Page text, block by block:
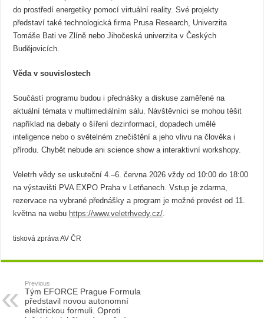
do prostředí energetiky pomocí virtuální reality. Své projekty
představí také technologická firma Prusa Research, Univerzita
Tomáše Bati ve Zlíně nebo Jihočeská univerzita v Českých
Budějovicích.
Věda v souvislostech
Součástí programu budou i přednášky a diskuse zaměřené na
aktuální témata v multimediálním sálu. Návštěvníci se mohou těšit
například na debaty o šíření dezinformací, dopadech umělé
inteligence nebo o světelném znečištění a jeho vlivu na člověka i
přírodu. Chybět nebude ani science show a interaktivní workshopy.
Veletrh vědy se uskuteční 4.–6. června 2026 vždy od 10:00 do 18:00
na výstavišti PVA EXPO Praha v Letňanech. Vstup je zdarma,
rezervace na vybrané přednášky a program je možné provést od 11.
května na webu https://www.veletrhvedy.cz/.
tisková zpráva AV ČR
Previous
Tým EFORCE Prague Formula
představil novou autonomní
elektrickou formuli. Oproti